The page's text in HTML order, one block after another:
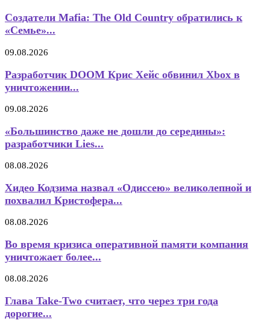
Создатели Mafia: The Old Country обратились к
«Семье»...
09.08.2026
Разработчик DOOM Крис Хейс обвинил Xbox в
уничтожении...
09.08.2026
«Большинство даже не дошли до середины»:
разработчики Lies...
08.08.2026
Хидео Кодзима назвал «Одиссею» великолепной и
похвалил Кристофера...
08.08.2026
Во время кризиса оперативной памяти компания
уничтожает более...
08.08.2026
Глава Take-Two считает, что через три года
дорогие...